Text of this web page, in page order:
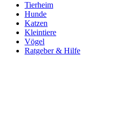
Tierheim
Hunde
Katzen
Kleintiere
Vögel
Ratgeber & Hilfe